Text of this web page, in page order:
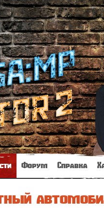
Форум Справка